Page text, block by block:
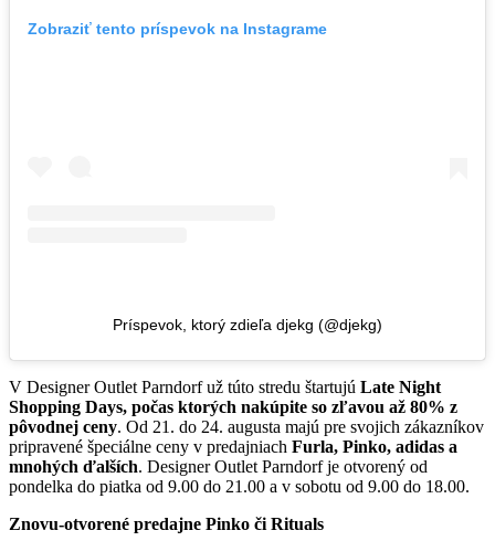
Zobraziť tento príspevok na Instagrame
Príspevok, ktorý zdieľa djekg (@djekg)
V Designer Outlet Parndorf už túto stredu štartujú Late Night
Shopping Days, počas ktorých nakúpite so zľavou až 80% z
pôvodnej ceny. Od 21. do 24. augusta majú pre svojich zákazníkov
pripravené špeciálne ceny v predajniach Furla, Pinko, adidas a
mnohých ďalších. Designer Outlet Parndorf je otvorený od
pondelka do piatka od 9.00 do 21.00 a v sobotu od 9.00 do 18.00.
Znovu-otvorené predajne Pinko či Rituals